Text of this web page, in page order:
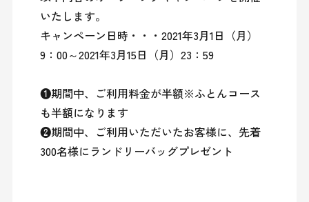
いたします。
キャンペーン日時・・・2021年3月1日（月）
9：00～2021年3月15日（月）23：59
❶期間中、ご利用料金が半額※ふとんコース
も半額になります
❷期間中、ご利用いただいたお客様に、先着
300名様にランドリーバッグプレゼント